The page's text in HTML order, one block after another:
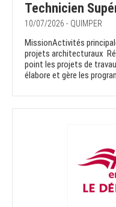
Technicien
10/07/2026 - QUIMPER
MissionActivités
projets architecturaux
point les projets de
élabore et gère les